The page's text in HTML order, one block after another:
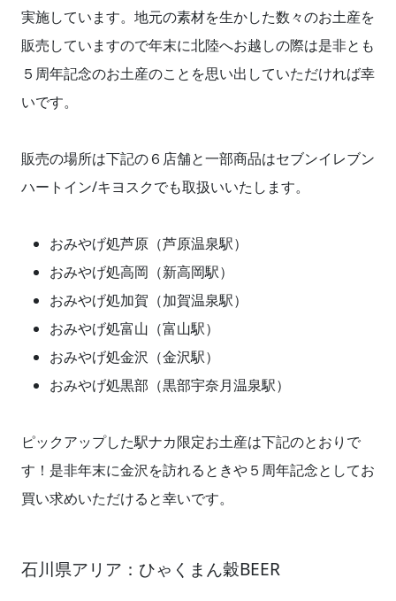
実施しています。地元の素材を生かした数々のお土産を
販売していますので年末に北陸へお越しの際は是非とも
５周年記念のお土産のことを思い出していただければ幸
いです。
販売の場所は下記の６店舗と一部商品はセブンイレブン
ハートイン/キヨスクでも取扱いいたします。
おみやげ処芦原（芦原温泉駅）
おみやげ処高岡（新高岡駅）
おみやげ処加賀（加賀温泉駅）
おみやげ処富山（富山駅）
おみやげ処金沢（金沢駅）
おみやげ処黒部（黒部宇奈月温泉駅）
ピックアップした駅ナカ限定お土産は下記のとおりで
す！是非年末に金沢を訪れるときや５周年記念としてお
買い求めいただけると幸いです。
石川県アリア：ひゃくまん穀BEER